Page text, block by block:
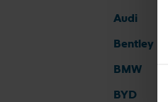
Audi
Bentley
BMW
BYD